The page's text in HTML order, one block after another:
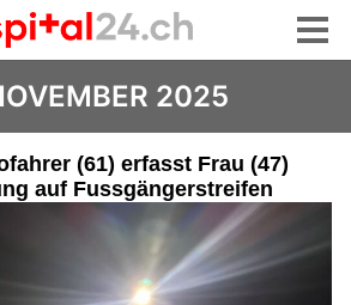
2025
(61) erfasst Frau (47)
auf Fussgängerstreifen